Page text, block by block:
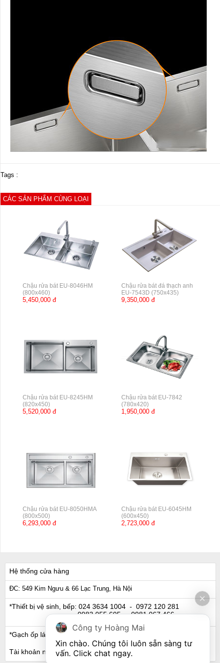
Tags :
CÁC SẢN PHẨM CÙNG LOẠI
Chậu rửa bát EU-8046HM
(800x460)
5,450,000 đ
Chậu rửa bát đá thạch anh
EU-7543D (750x435)
9,350,000 đ
Chậu rửa bát EU-8245HM
(820x450)
5,520,000 đ
Chậu rửa bát EU-7842
(780x420)
1,950,000 đ
Chậu rửa bát EU-8050HMA
(800x500)
6,293,000 đ
Chậu rửa bát EU-6045HM
(600x450)
2,723,000 đ
Hệ thống cửa hàng
ĐC: 549 Kim Ngưu & 66 Lạc Trung, Hà Nội
*Thiết bị vệ sinh, bếp: 024 3634 1004 - 0972 120 281
0983 055 605- 0981 067 466
*Gạch ốp lát, Ngói: 024 3632 0280 - 0911 441 066
Tài khoản ngân hàng
Công ty Hoàng Mai
Xin chào. Chúng tôi luôn sẵn sàng tư
vấn. Click chat ngay.